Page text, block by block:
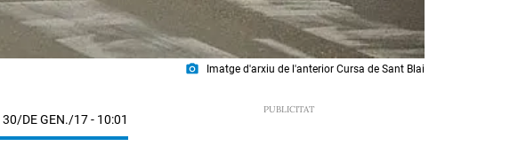
photo_camera Imatge d'arxiu de l'anterior Cursa de Sant Blai
30/DE GEN./17 - 10:01